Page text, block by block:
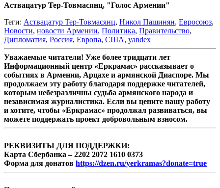
Аствацатур Тер-Товмасянц, "Голос Армении"
Теги: Аствацатур Тер-Товмасянц, Никол Пашинян, Евросоюз,
Новости, новости Армении, Политика, Правительство,
Дипломатия, Россия, Европа, США, yandex
Уважаемые читатели! Уже более тридцати лет
Информационный центр «Еркрамас» рассказывает о
событиях в Армении, Арцахе и армянской Диаспоре. Мы
продолжаем эту работу благодаря поддержке читателей,
которым небезразличны судьба армянского народа и
независимая журналистика. Если вы цените нашу работу
и хотите, чтобы «Еркрамас» продолжал развиваться, вы
можете поддержать проект добровольным взносом.
РЕКВИЗИТЫ ДЛЯ ПОДДЕРЖКИ:
Карта Сбербанка – 2202 2072 1610 0373
Форма для донатов https://dzen.ru/yerkramas?donate=true